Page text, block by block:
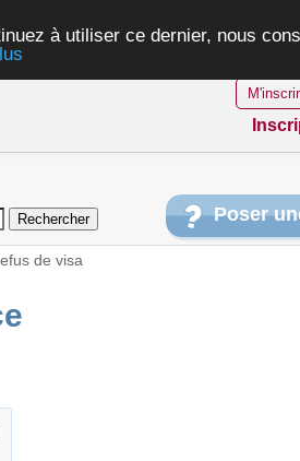
à utiliser ce dernier, nous
Poser
de visa